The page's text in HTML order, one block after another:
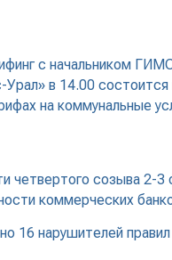
с начальником
в 14.00
на коммунальные
четвертого созыва 2-
коммерческих
16 нарушителей